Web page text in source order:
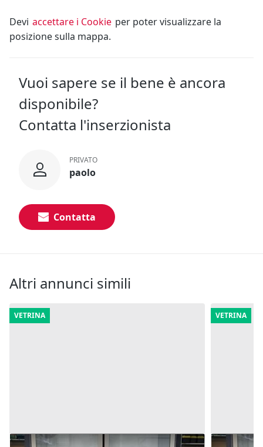
Devi accettare i Cookie per poter visualizzare la
posizione sulla mappa.
Vuoi sapere se il bene è ancora
disponibile?
Contatta l'inserzionista
PRIVATO
paolo
Contatta
Altri annunci simili
VETRINA VETRINA